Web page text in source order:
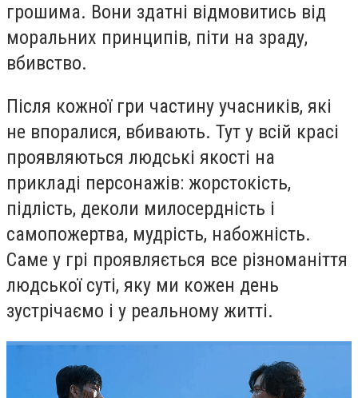
грошима. Вони здатні відмовитись від
моральних принципів, піти на зраду,
вбивство.
Після кожної гри частину учасників, які
не впоралися, вбивають. Тут у всій красі
проявляються людські якості на
прикладі персонажів: жорстокість,
підлість, деколи милосердність і
самопожертва, мудрість, набожність.
Саме у грі проявляється все різноманіття
людської суті, яку ми кожен день
зустрічаємо і у реальному житті.